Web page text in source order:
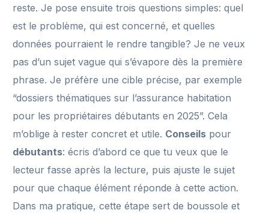
reste. Je pose ensuite trois questions simples: quel
est le problème, qui est concerné, et quelles
données pourraient le rendre tangible? Je ne veux
pas d’un sujet vague qui s’évapore dès la première
phrase. Je préfère une cible précise, par exemple
“dossiers thématiques sur l’assurance habitation
pour les propriétaires débutants en 2025”. Cela
m’oblige à rester concret et utile. Conseils pour
débutants: écris d’abord ce que tu veux que le
lecteur fasse après la lecture, puis ajuste le sujet
pour que chaque élément réponde à cette action.
Dans ma pratique, cette étape sert de boussole et